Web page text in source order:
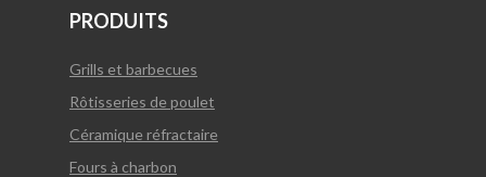
Grills et barbecues
Rôtisseries de poulet
Céramique réfractaire
Fours à charbon
PRODUITS